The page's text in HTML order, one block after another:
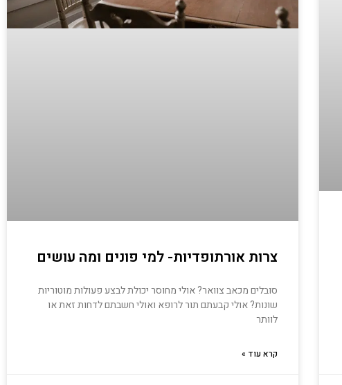
צרות אורתופדיות- למי פונים ומה עושים
סובלים מכאב צוואר? אולי מחוסר יכולת לבצע פעולות מוטוריות
שונות? אולי קבעתם תור לרופא ואולי חשבתם לדחות זאת או
לוותר
קרא עוד »